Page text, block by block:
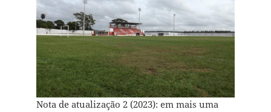
Nota de atualização 2 (2023): em mais uma